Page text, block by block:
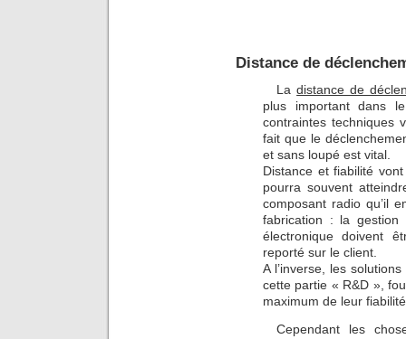
Distance de
Ladistance de
plus important dans
contraintes techniques
fait que le
et sans loupé est vital.
Distance et fiabilité
pourra souvent
composant radio qu’il
fabrication : la
électronique doivent
reporté sur le client.
A l’inverse, les
cette partie « R&D »,
maximum de leur
Cependant les